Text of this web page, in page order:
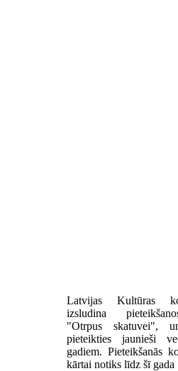
Latvijas Kultūras
izsludina
"Otrpus skatuvei",
pieteikties jaunieši
gadiem. Pieteikšanās
kārtai notiks līdz šī gada